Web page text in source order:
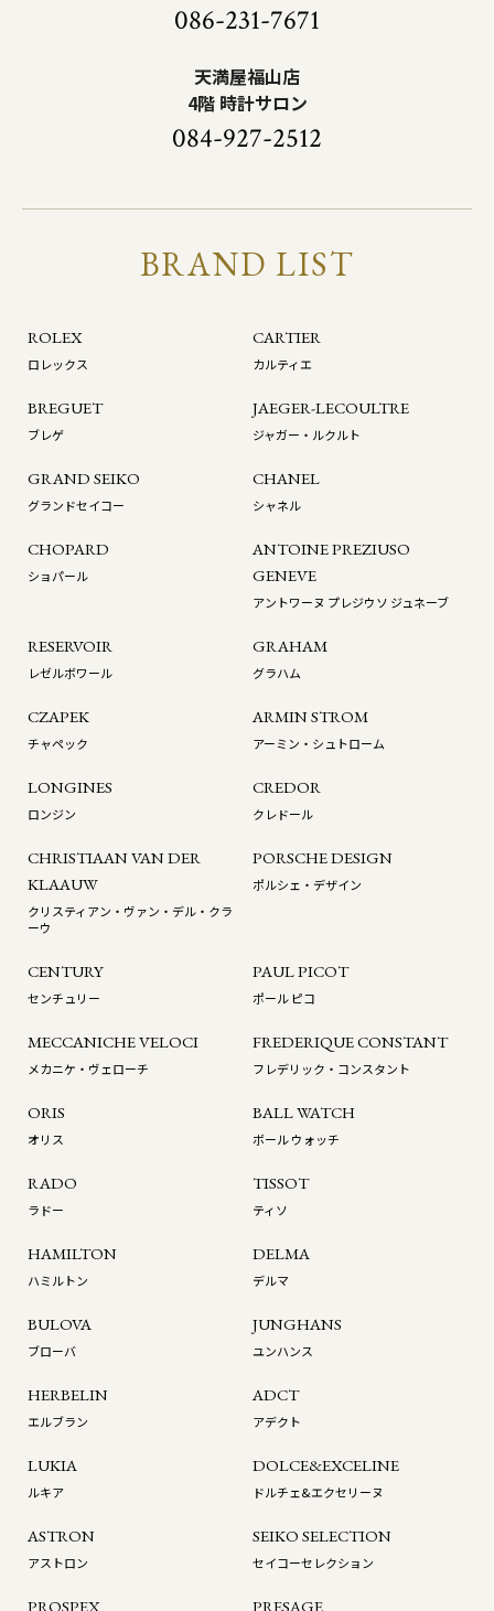
086-231-7671
天満屋福山店
4階 時計サロン
084-927-2512
BRAND LIST
ROLEX
ロレックス
CARTIER
カルティエ
BREGUET
ブレゲ
JAEGER-LECOULTRE
ジャガー・ルクルト
GRAND SEIKO
グランドセイコー
CHANEL
シャネル
CHOPARD
ショパール
ANTOINE PREZIUSO
GENEVE
アントワーヌ プレジウソ ジュネーブ
RESERVOIR
レゼルボワール
GRAHAM
グラハム
CZAPEK
チャペック
ARMIN STROM
アーミン・シュトローム
LONGINES
ロンジン
CREDOR
クレドール
CHRISTIAAN VAN DER
KLAAUW
クリスティアン・ヴァン・デル・クラ
ーウ
PORSCHE DESIGN
ポルシェ・デザイン
CENTURY
センチュリー
PAUL PICOT
ポール ピコ
MECCANICHE VELOCI
メカニケ・ヴェローチ
FREDERIQUE CONSTANT
フレデリック・コンスタント
ORIS
オリス
BALL WATCH
ボール ウォッチ
RADO
ラドー
TISSOT
ティソ
HAMILTON
ハミルトン
DELMA
デルマ
BULOVA
ブローバ
JUNGHANS
ユンハンス
HERBELIN
エルブラン
ADCT
アデクト
LUKIA
ルキア
DOLCE&EXCELINE
ドルチェ&エクセリーヌ
ASTRON
アストロン
SEIKO SELECTION
セイコーセレクション
PROSPEX PRESAGE